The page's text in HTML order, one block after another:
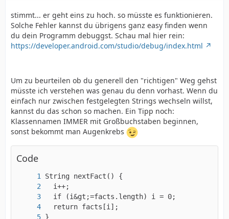
stimmt... er geht eins zu hoch. so müsste es funktionieren.
Solche Fehler kannst du übrigens ganz easy finden wenn
du dein Programm debuggst. Schau mal hier rein:
https://developer.android.com/studio/debug/index.html
Um zu beurteilen ob du generell den "richtigen" Weg gehst
müsste ich verstehen was genau du denn vorhast. Wenn du
einfach nur zwischen festgelegten Strings wechseln willst,
kannst du das schon so machen. Ein Tipp noch:
Klassennamen IMMER mit Großbuchstaben beginnen,
sonst bekommt man Augenkrebs
Code